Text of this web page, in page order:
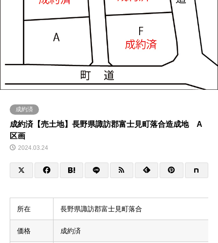
成約済
成約済【売土地】長野県諏訪郡富士見町落合造成地 A
区画
2024.03.24
所在 長野県諏訪郡富士見町落合
価格 成約済